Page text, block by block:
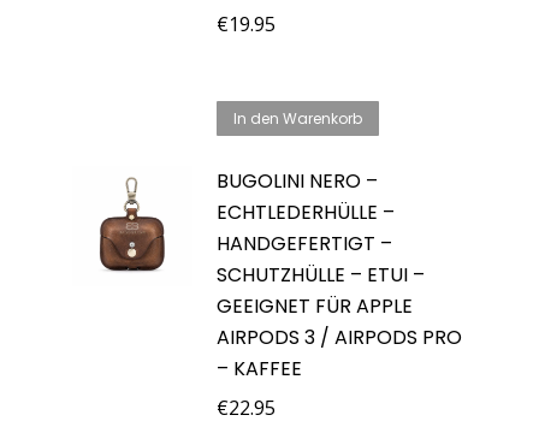
€19.95
In den Warenkorb
BUGOLINI NERO –
ECHTLEDERHÜLLE –
HANDGEFERTIGT –
SCHUTZHÜLLE – ETUI –
GEEIGNET FÜR APPLE
AIRPODS 3 / AIRPODS PRO
– KAFFEE
€22.95